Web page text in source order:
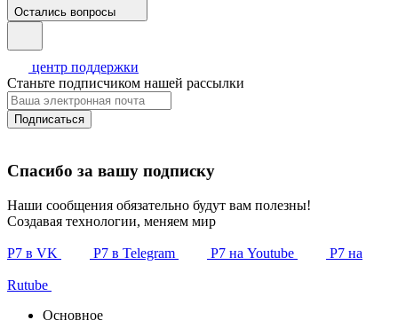
Остались вопросы
центр поддержки
Станьте подписчиком нашей рассылки
Подписаться
Спасибо за вашу подписку
Наши сообщения обязательно будут вам полезны!
Создавая технологии, меняем мир
Р7 в VK Р7 в Telegram Р7 на Youtube Р7 на
Rutube
Основное